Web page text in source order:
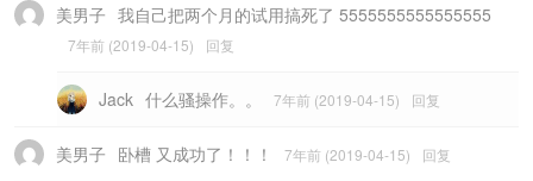
美男子 我自己把两个月的试用搞死了 5555555555555555
7年前 (2019-04-15) 回复
Jack 什么骚操作。。 7年前 (2019-04-15) 回复
美男子 卧槽 又成功了！！！ 7年前 (2019-04-15) 回复